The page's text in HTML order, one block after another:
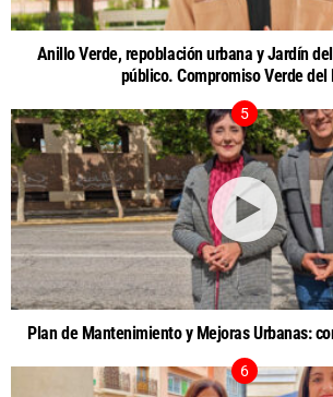
Anillo Verde, repoblación urbana y Jardín
público. Compromiso Verde del
Plan de Mantenimiento y Mejoras Urbanas: